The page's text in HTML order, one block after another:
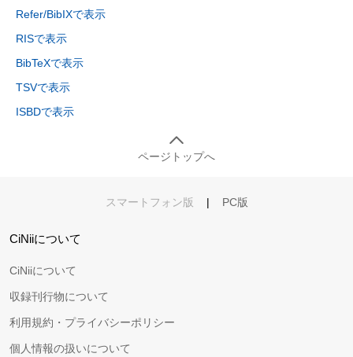
Refer/BibIXで表示
RISで表示
BibTeXで表示
TSVで表示
ISBDで表示
ページトップへ
スマートフォン版 | PC版
CiNiiについて
CiNiiについて
収録刊行物について
利用規約・プライバシーポリシー
個人情報の扱いについて